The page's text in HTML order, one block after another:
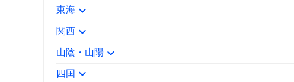
東海 expand_more
関西 expand_more
山陰・山陽 expand_more
四国 expand_more